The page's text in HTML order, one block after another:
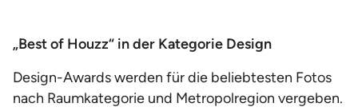
„Best of Houzz“ in der Kategorie Design
Design-Awards werden für die beliebtesten Fotos
nach Raumkategorie und Metropolregion vergeben.